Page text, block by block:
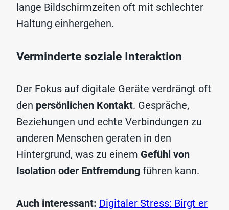
lange Bildschirmzeiten oft mit schlechter
Haltung einhergehen.
Verminderte soziale Interaktion
Der Fokus auf digitale Geräte verdrängt oft
den persönlichen Kontakt. Gespräche,
Beziehungen und echte Verbindungen zu
anderen Menschen geraten in den
Hintergrund, was zu einem Gefühl von
Isolation oder Entfremdung führen kann.
Auch interessant: Digitaler Stress: Birgt er